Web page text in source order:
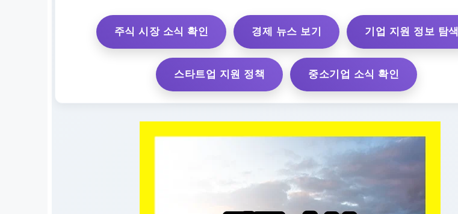
주식 시장 소식 확인 경제 뉴스 보기 기업 지원 정보 탐색
스타트업 지원 정책 중소기업 소식 확인